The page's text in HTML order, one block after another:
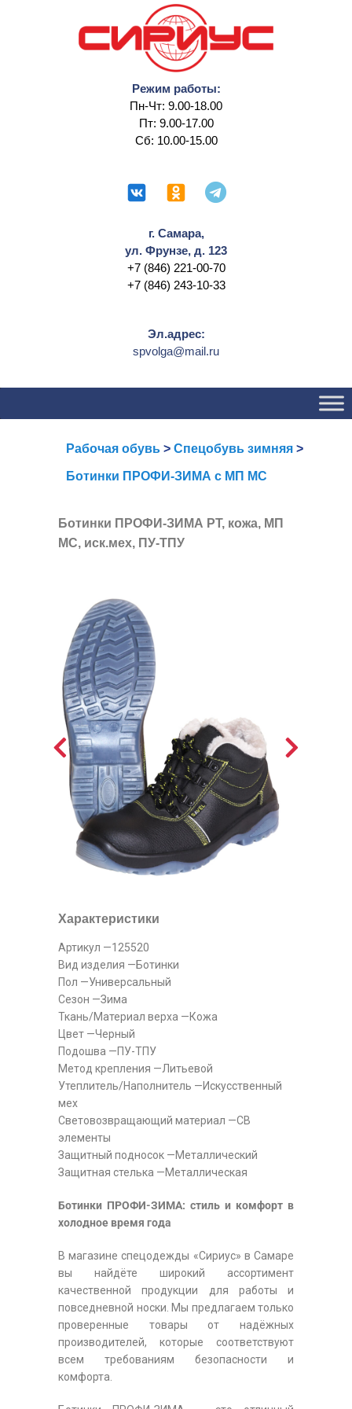
Режим работы:
Пн-Чт: 9.00-18.00
Пт: 9.00-17.00
Сб: 10.00-15.00
г. Самара,
ул. Фрунзе, д. 123
+7 (846) 221-00-70
+7 (846) 243-10-33
Эл.адрес:
spvolga@mail.ru
содержимому
содержимомуРабочая обувь > Спецобувь зимняя >
Ботинки ПРОФИ-ЗИМА с МП МС
Ботинки ПРОФИ-ЗИМА РТ, кожа, МП
МС, иск.мех, ПУ-ТПУ
Характеристики
Артикул —125520
Вид изделия —Ботинки
Пол —Универсальный
Сезон —Зима
Ткань/Материал верха —Кожа
Цвет —Черный
Подошва —ПУ-ТПУ
Метод крепления —Литьевой
Утеплитель/Наполнитель —Искусственный
мех
Световозвращающий материал —СВ
элементы
Защитный подносок —Металлический
Защитная стелька —Металлическая
Ботинки ПРОФИ-ЗИМА: стиль и комфорт в
холодное время года
В магазине спецодежды «Сириус» в Самаре
вы найдёте широкий ассортимент
качественной продукции для работы и
повседневной носки. Мы предлагаем только
проверенные товары от надёжных
производителей, которые соответствуют
всем требованиям безопасности и
комфорта.